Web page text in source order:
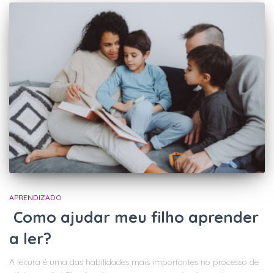
APRENDIZADO
Como ajudar meu filho aprender
a ler?
A leitura é uma das habilidades mais importantes no processo de